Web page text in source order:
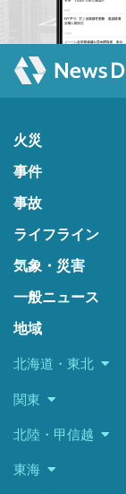
火災
事件
事故
ライフライン
気象・災害
一般ニュース
地域
北海道・東北
関東
北陸・甲信越
東海